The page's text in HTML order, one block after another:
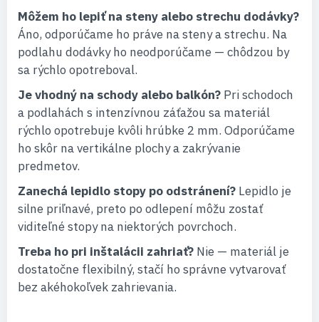
Môžem ho lepiť na steny alebo strechu dodávky?
Áno, odporúčame ho práve na steny a strechu. Na
podlahu dodávky ho neodporúčame — chôdzou by
sa rýchlo opotreboval.
Je vhodný na schody alebo balkón? Pri schodoch
a podlahách s intenzívnou záťažou sa materiál
rýchlo opotrebuje kvôli hrúbke 2 mm. Odporúčame
ho skôr na vertikálne plochy a zakrývanie
predmetov.
Zanechá lepidlo stopy po odstránení? Lepidlo je
silne priľnavé, preto po odlepení môžu zostať
viditeľné stopy na niektorých povrchoch.
Treba ho pri inštalácii zahriať? Nie — materiál je
dostatočne flexibilný, stačí ho správne vytvarovať
bez akéhokoľvek zahrievania.